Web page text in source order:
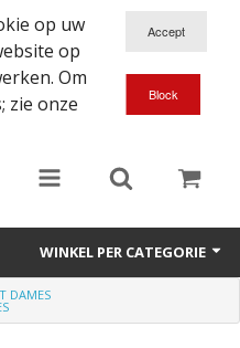
op uw
op
Om
zie onze
WINKEL PER CATEGORIE
DAMES